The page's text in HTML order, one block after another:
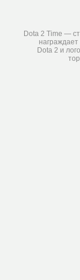
Dota 2 Time —
награждает
Dota 2 и